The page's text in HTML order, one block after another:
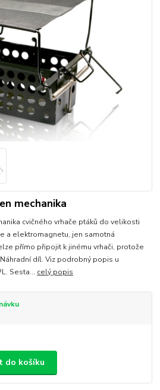
mechanika
cvičného vrhače ptáků do velikosti
a elektromagnetu, jen samotná
přímo připojit k jinému vrhači, protože
díl. Viz podrobný popis u
Sesta... celý popis
do košíku